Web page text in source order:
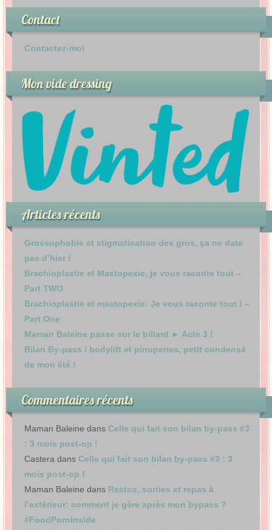
Contact
Contactez-moi
Mon vide dressing
Articles récents
Grossophobie et stigmatisation des gros, ça ne date
pas d’hier !
Brachioplastie et Mastopexie, je vous raconte tout –
Part TWO
Brachioplastie et mastopexie: Je vous raconte tout ! –
Part One
Maman Baleine passe sur le billard ► Acte 3 !
Bilan By-pass / bodylift et pinuperies, petit condensé
de mon été !
Commentaires récents
Maman Baleine dans Celle qui fait son bilan by-pass #3
: 3 mois post-op !
Castera dans Celle qui fait son bilan by-pass #3 : 3
mois post-op !
Maman Baleine dans Restos, sorties et repas à
l’extérieur: comment je gère après mon bypass ?
#FoodPornInside